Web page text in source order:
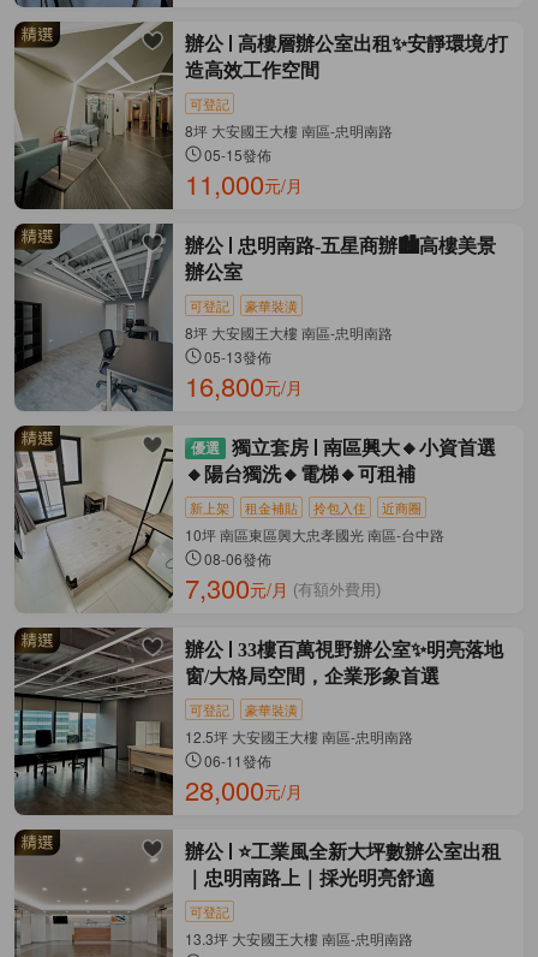
辦公
高樓層辦公室出租✨安靜環境/打
造高效工作空間
可登記
8坪 大安國王大樓 南區-忠明南路
05-15發佈
11,000元/月
辦公
忠明南路-五星商辦🏙️高樓美景
辦公室
可登記 豪華裝潢
8坪 大安國王大樓 南區-忠明南路
05-13發佈
16,800元/月
獨立套房
南區興大🔸小資首選
🔸陽台獨洗🔸電梯🔸可租補
新上架 租金補貼 拎包入住 近商圈
10坪 南區東區興大忠孝國光 南區-台中路
08-06發佈
7,300元/月 (有額外費用)
辦公
33樓百萬視野辦公室✨明亮落地
窗/大格局空間，企業形象首選
可登記 豪華裝潢
12.5坪 大安國王大樓 南區-忠明南路
06-11發佈
28,000元/月
辦公
⭐工業風全新大坪數辦公室出租
｜忠明南路上｜採光明亮舒適
可登記
13.3坪 大安國王大樓 南區-忠明南路